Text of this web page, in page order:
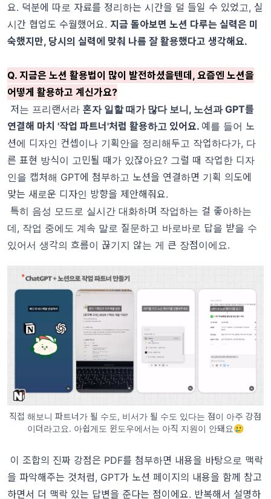
요. 덕분에 따로 자료를 정리하는 시간을 덜 들일 수 있었고, 실
시간 협업도 수월했어요. 지금 돌아보면 노션 다루는 실력은 미
숙했지만, 당시의 실력에 맞춰 나름 잘 활용했다고 생각해요.
Q. 지금은 노션 활용법이 많이 발전하셨을텐데, 요즘엔 노션을
어떻게 활용하고 계신가요?
저는 프리랜서라 혼자 일할 때가 많다 보니, 노션과 GPT를
연결해 마치 '작업 파트너'처럼 활용하고 있어요. 예를 들어 노
션에 디자인 컨셉이나 기획안을 정리해두고 작업하다가, 다
른 표현 방식이 고민될 때가 있잖아요? 그럴 때 작업한 디자
인을 캡처해 GPT에 첨부하고 노션을 연결하면 기획 의도에
맞는 새로운 디자인 방향을 제안해줘요.
특히 음성 모드로 실시간 대화하며 작업하는 걸 좋아하는
데, 작업 중에도 계속 말로 질문하고 바로바로 답을 받을 수
있어서 생각의 흐름이 끊기지 않는 게 큰 장점이에요.
직접 해보니 파트너가 될 수도, 비서가 될 수도 있다는 점이 아주 강점
이더라고요. 아쉽게도 윈도우에서는 아직 지원이 안돼요🥲
이 조합의 진짜 강점은 PDF를 첨부하면 내용을 바탕으로 맥락
을 파악해주는 것처럼, GPT가 노션 페이지의 내용을 함께 참고
하면서 더 맥락 있는 답변을 준다는 점이에요. 반복해서 설명하